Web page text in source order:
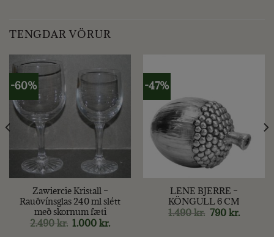
TENGDAR VÖRUR
-60%
Zawiercie Kristall –
Rauðvínsglas 240 ml slétt
með skornum fæti
2.490kr. Original
price
1.000kr.Current
price
-47%
LENE BJERRE –
KÖNGULL 6 CM
1.490kr. Original
price
790 kr.Current
price